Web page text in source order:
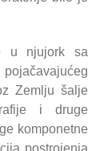
u njujork sa
Zemlju šalje
i druge
komponetne